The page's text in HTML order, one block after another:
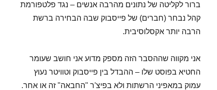
ברור לקליטה של נתונים מהרבה אנשים – נגד פלטפורמת
קהל נבחר (חברים) של פייסבוק שבה הבחירה ברשת
הרבה יותר אקסלוסיבית.
אני מקווה שההסבר הזה מספק מדוע אני חושב שעומר
החטיא בפוסט שלו – ההבדל בין פייסבוק וטוויטר נעוץ
עמוק במאפיני הרשתות ולא בפיצ'ר "החבאה" זה או אחר.